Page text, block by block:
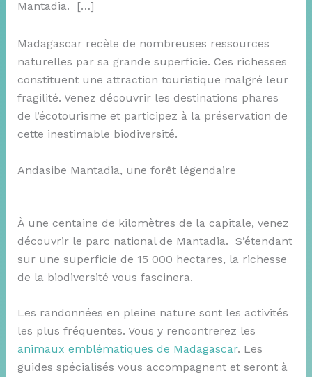
Mantadia. […]
Madagascar recèle de nombreuses ressources
naturelles par sa grande superficie. Ces richesses
constituent une attraction touristique malgré leur
fragilité. Venez découvrir les destinations phares
de l’écotourisme et participez à la préservation de
cette inestimable biodiversité.
Andasibe Mantadia, une forêt légendaire
À une centaine de kilomètres de la capitale, venez
découvrir le parc national de Mantadia. S’étendant
sur une superficie de 15 000 hectares, la richesse
de la biodiversité vous fascinera.
Les randonnées en pleine nature sont les activités
les plus fréquentes. Vous y rencontrerez les
animaux emblématiques de Madagascar. Les
guides spécialisés vous accompagnent et seront à